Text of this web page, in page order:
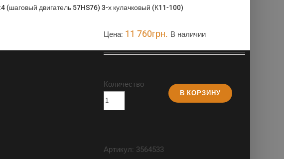
(шаговый двигатель 57HS76) 3-х кулачковый (К11-100)
Цена: 11 760грн. В наличии
Количество
В КОРЗИНУ
Артикул: 3564533